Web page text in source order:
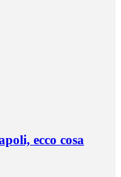
ecco cosa